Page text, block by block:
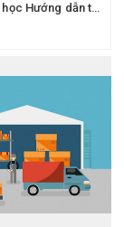
Share khóa học Hướng dẫn trở thành kiểm toán viên chuyên nghiệp PA